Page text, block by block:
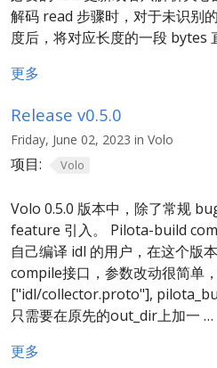
解码 read 步骤时，对于未识别
度后，将对应长度的一段 bytes
更多
Release v0.5.0
Friday, June 02, 2023 in Volo
项目: Volo
Volo 0.5.0 版本中，除了常规
feature 引入。 Pilota-build
自己编译 idl 的用户，在这个版
compile接口，参数改动很简单
["idl/collector.proto"],
只需要在原先的out_dir上加一 …
更多